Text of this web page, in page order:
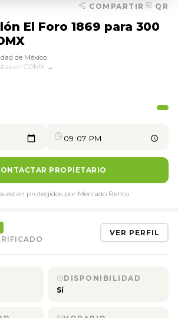
COMPARTIR QR
El Foro 1869 para 300
de México
en CDMX →
PROPIETARIO
están protegidos por Mercado Rento
VER PERFIL
DISPONIBILIDAD
Sí